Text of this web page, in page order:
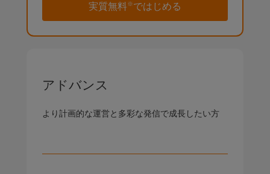
実質無料※ではじめる
アドバンス
より計画的な運営と多彩な発信で成長したい方